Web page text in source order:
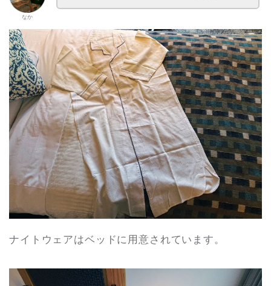
なか
ナイトウェアはベッドに用意されています。